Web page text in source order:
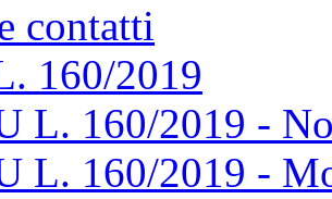
contatti
160/2019
L. 160/2019 -
L. 160/2019 -